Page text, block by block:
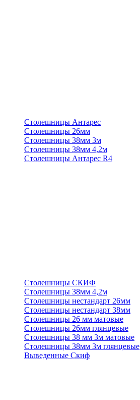
Столешницы Антарес
Столешницы 26мм
Столешницы 38мм 3м
Столешницы 38мм 4,2м
Столешницы Антарес R4
Столешницы СКИФ
Столешницы 38мм 4,2м
Столешницы нестандарт 26мм
Столешницы нестандарт 38мм
Столешницы 26 мм матовые
Столешницы 26мм глянцевые
Столешницы 38 мм 3м матовые
Столешницы 38мм 3м глянцевые
Выведенные Скиф